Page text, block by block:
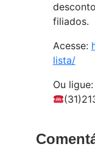
filiados.
Acesse:
lista/
Ou ligue: